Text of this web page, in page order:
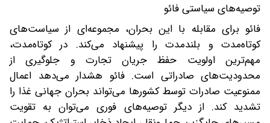
توصیه‌های سیاستی فائو
فائو برای مقابله با این بحران، مجموعه‌ای از سیاست‌های
کوتاه‌مدت و بلندمدت را پیشنهاد می‌کند. در کوتاه‌مدت،
مهم‌ترین اولویت حفظ جریان تجارت و جلوگیری از
محدودیت‌های صادراتی است. فائو هشدار می‌دهد اعمال
ممنوعیت صادرات توسط کشورها می‌تواند بحران جهانی غذا را
تشدید کند. از دیگر توصیه‌های فوری می‌توان به تقویت